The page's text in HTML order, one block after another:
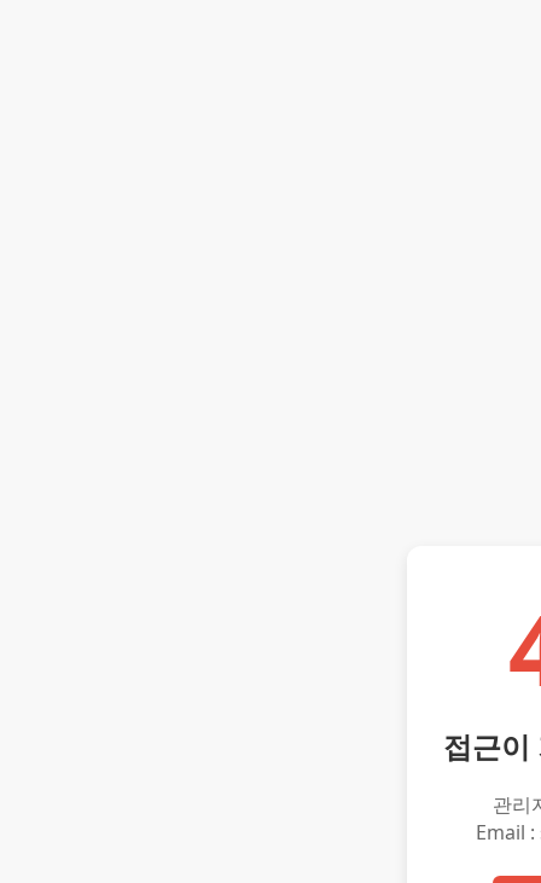
접근이
관리
Email